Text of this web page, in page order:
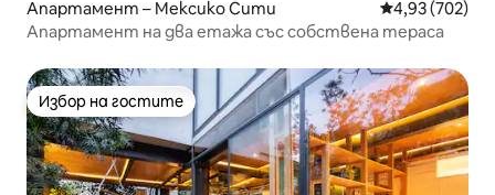
Апартамент – Мексико Сити Средна
4,93 (702)
Апартамент на два етажа със собствена тераса
Избор на гостите
Избор на гостите